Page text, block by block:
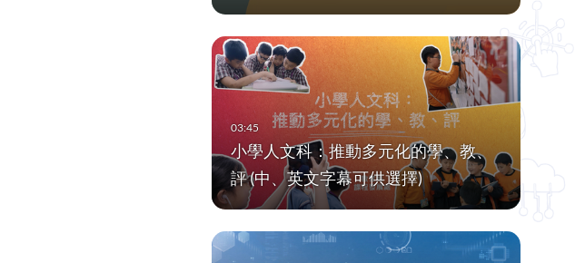
小學人文科：推動多元化的學、教、
評 (中、英文字幕可供選擇)